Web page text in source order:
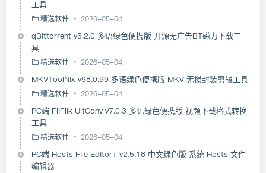
工具
精选软件 2026-05-04
qBittorrent v5.2.0 多语绿色便携版 开源无广告BT磁力下载工
具
精选软件 2026-05-04
MKVToolNix v98.0.99 多语绿色便携版 MKV 无损封装剪辑工具
精选软件 2026-05-04
PC端 FliFlik UltConv v7.0.3 多语绿色便携版 视频下载格式转换
工具
精选软件 2026-05-04
PC端 Hosts File Editor+ v2.5.18 中文绿色版 系统 Hosts 文件
编辑器